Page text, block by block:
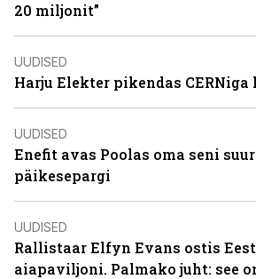
20 miljonit”
UUDISED
Harju Elekter pikendas
UUDISED
Enefit avas Poolas oma seni
päikesepargi
UUDISED
Rallistaar Elfyn Evans ostis
aiapaviljoni. Palmako juht: see